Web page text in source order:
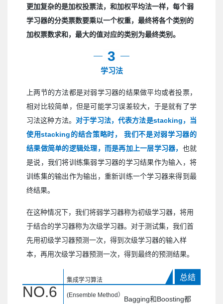
更加复杂的是加权投票法，和加权平均法一样，每个弱
学习器的分类票数要乘以一个权重，最终将各个类别的
加权票数求和，最大的值对应的类别为最终类别。
3
学习法
上两节的方法都是对弱学习器的结果做平均或者投票，
相对比较简单，但是可能学习误差较大，于是就有了学
习法这种方法。 对于学习法，代表方法是stacking，当
使用stacking的结合策略时， 我们不是对弱学习器的
结果做简单的逻辑处理，而是再加上一层学习器， 也就
是说，我们将训练集弱学习器的学习结果作为输入，将
训练集的输出作为输出，重新训练一个学习器来得到最
终结果。
在这种情况下，我们将弱学习器称为初级学习器，将用
于结合的学习器称为次级学习器。对于测试集，我们首
先用初级学习器预测一次，得到次级学习器的输入样
本，再用次级学习器预测一次，得到最终的预测结果。
NO.6
集成学习算法
(Ensemble Method）
总结
Bagging和Boosting都